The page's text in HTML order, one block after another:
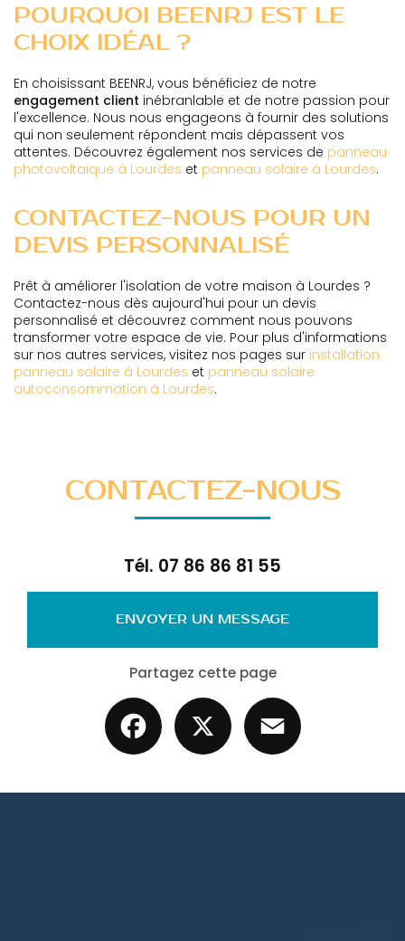
POURQUOI BEENRJ EST LE
CHOIX IDÉAL ?
En choisissant BEENRJ, vous bénéficiez de notre
engagement client inébranlable et de notre passion pour
l'excellence. Nous nous engageons à fournir des solutions
qui non seulement répondent mais dépassent vos
attentes. Découvrez également nos services de panneau
photovoltaïque à Lourdes et panneau solaire à Lourdes.
CONTACTEZ-NOUS POUR UN
DEVIS PERSONNALISÉ
Prêt à améliorer l'isolation de votre maison à Lourdes ?
Contactez-nous dès aujourd'hui pour un devis
personnalisé et découvrez comment nous pouvons
transformer votre espace de vie. Pour plus d'informations
sur nos autres services, visitez nos pages sur installation
panneau solaire à Lourdes et panneau solaire
autoconsommation à Lourdes.
CONTACTEZ-NOUS
Tél. 07 86 86 81 55
ENVOYER UN MESSAGE
Partagez cette page
Facebook